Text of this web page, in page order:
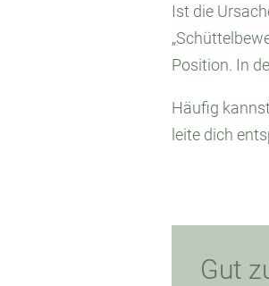
Ist die
Position. In
Häufig
leite dich
Gut